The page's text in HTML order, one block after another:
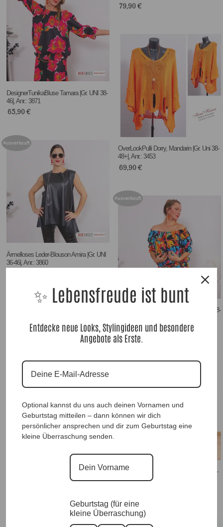
79,90€
DesignerTunikaBluse Tamara |Gr. UNI 38-
46|, Anr.: 3871
65,90€
OverLookPulli Dorry, Mandarin |Gr. Uni 38-
48+|, Anr.: 3453
69,90€
Ausverkauft
Ärmelloses Leder-Blouson Amira |Gr. UNI
36-46|, Anr.: 3860
Ausverkauft
DesignerTunikaBluse Elsanda |Gr. UNI 38-
65,90
SeidenfeelTunika Mandarin Sky |Gr. UNI
36-44|, Anr.: 3028
59,90€
Ausverkauft
Designhose Lady Leo Luxury |Gr. UNI 42-
48+|, Anr.: 3853
✨ Lebensfreude ist bunt
Entdecke neue Looks, Stylingideen und besondere
Angebote als Erste.
Optional kannst du uns auch deinen Vornamen und
Geburtstag mitteilen – dann können wir dich
persönlicher ansprechen und dir zum Geburtstag eine
kleine Überraschung senden.
Geburtstag (für eine
kleine Überraschung)